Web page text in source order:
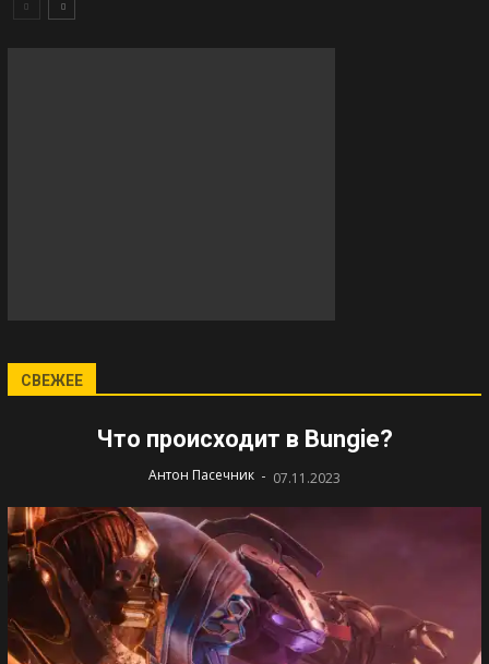
СВЕЖЕЕ
Что происходит в Bungie?
Антон Пасечник - 07.11.2023